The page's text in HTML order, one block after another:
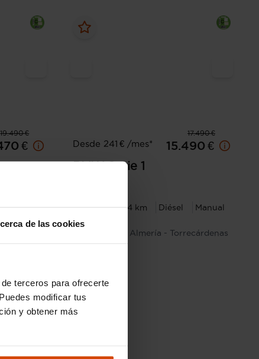
de las cookies
terceros para ofrecerte
modificar tus
y obtener más
19.490 €
€
17.490 €
Desde 241 € /mes*
15.490 €
BMW Serie 1
101.944 km Diésel Manual
Almería - Torrecárdenas